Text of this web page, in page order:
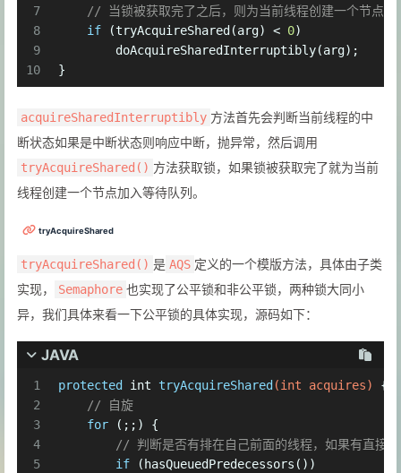
7
8
9
10
// 当锁被获取完了之后，则为当前线程创建一个节点加
if (tryAcquireShared(arg) < 0)
        doAcquireSharedInterruptibly(arg);
}
acquireSharedInterruptibly 方法首先会判断当前线程的中
断状态如果是中断状态则响应中断，抛异常，然后调用
tryAcquireShared() 方法获取锁，如果锁被获取完了就为当前
线程创建一个节点加入等待队列。
tryAcquireShared
tryAcquireShared() 是 AQS 定义的一个模版方法，具体由子类
实现，
Semaphore 也实现了公平锁和非公平锁，两种锁大同小
异，我们具体来看一下公平锁的具体实现，源码如下：
JAVA
1
2
3
4
5
protected int tryAcquireShared (int acquires)
{
// 自旋
for (;;) {
// 判断是否有排在自己前面的线程，如果有直接
if (hasQueuedPredecessors())